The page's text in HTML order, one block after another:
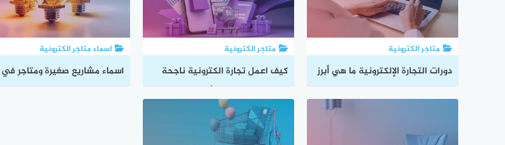
متاجر الكترونية
دورات التجارة الإلكترونية ما هي أبرز
متاجر الكترونية
كيف اعمل تجارة الكترونية ناجحة
اسماء متاجر الكترونية
اسماء مشاريع صغيرة ومتاجر في